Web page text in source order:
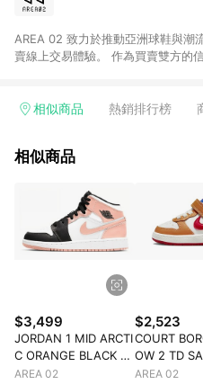
AREA 02 致力於推動亞洲球鞋與潮
賣線上交易體驗。 作為買賣雙方的
鞋、街頭服飾與收藏品交易平台。 客服專線：+886-2-2706-
相似商品 熱銷排行榜
相似商品
$3,499
JORDAN 1 MID ARCTI
C ORANGE BLACK T
OE GS
AREA 02
$2,523
COURT
OW 2 TD
URRY
AREA 02